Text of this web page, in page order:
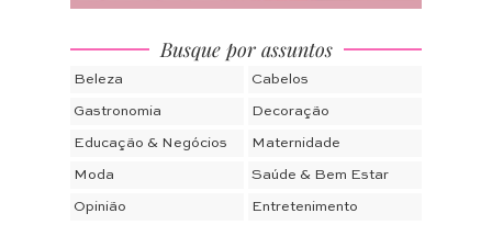
Busque por assuntos
Beleza Cabelos
Gastronomia Decoração
Educação & Negócios Maternidade
Moda Saúde & Bem Estar
Opinião Entretenimento